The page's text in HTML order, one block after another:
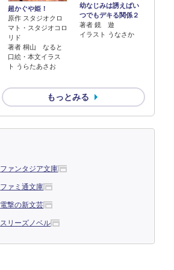
超かぐや姫！
原作 スタジオクロ
マト・スタジオコロ
リド
著者 桐山 なると
口絵・本文イラス
ト うらたあさお
幼なじみは誘えばい
つでもデキる関係２
著者 鏡 遊
イラスト うなさか
もっとみる
ファンタジア文庫
ファミ通文庫
電撃の新文芸
スリーズノベル